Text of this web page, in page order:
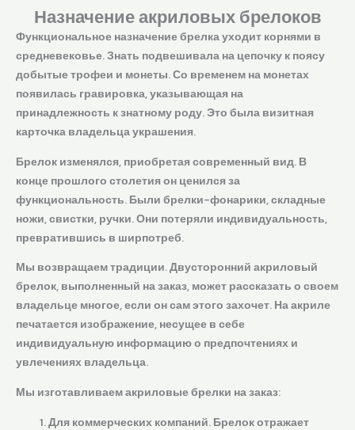
Назначение акриловых брелоков
Функциональное назначение брелка уходит корнями в
средневековье. Знать подвешивала на цепочку к поясу
добытые трофеи и монеты. Со временем на монетах
появилась гравировка, указывающая на
принадлежность к знатному роду. Это была визитная
карточка владельца украшения.
Брелок изменялся, приобретая современный вид. В
конце прошлого столетия он ценился за
функциональность. Были брелки-фонарики, складные
ножи, свистки, ручки. Они потеряли индивидуальность,
превратившись в ширпотреб.
Мы возвращаем традиции. Двусторонний акриловый
брелок, выполненный на заказ, может рассказать о своем
владельце многое, если он сам этого захочет. На акриле
печатается изображение, несущее в себе
индивидуальную информацию о предпочтениях и
увлечениях владельца.
Мы изготавливаем акриловые брелки на заказ:
Для коммерческих компаний. Брелок отражает